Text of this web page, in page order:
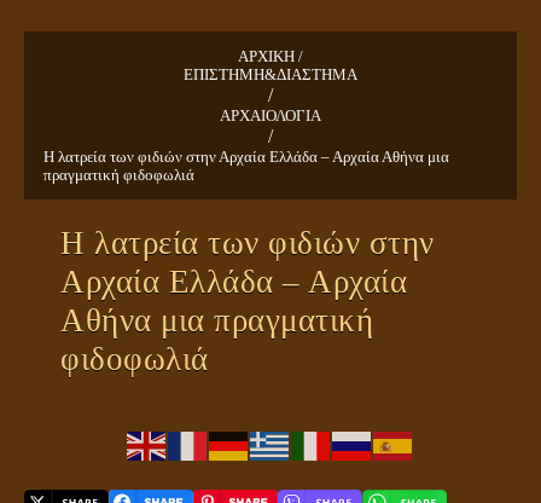
ΚΛΕΙΔΙΑ
ΑΡΧΙΚΗ /
ΕΠΙΣΤΗΜΗ&ΔΙΑΣΤΗΜΑ
/
ΑΡΧΑΙΟΛΟΓΙΑ
/
Η λατρεία των φιδιών στην Αρχαία Ελλάδα – Αρχαία Αθήνα μια
πραγματική φιδοφωλιά
Η λατρεία των φιδιών στην
Αρχαία Ελλάδα – Αρχαία
Αθήνα μια πραγματική
φιδοφωλιά